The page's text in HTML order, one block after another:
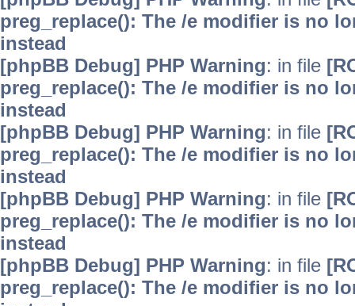
preg_replace(): The /e modifier is no
instead
[phpBB Debug] PHP Warning: in file
preg_replace(): The /e modifier is no
instead
[phpBB Debug] PHP Warning: in file
preg_replace(): The /e modifier is no
instead
[phpBB Debug] PHP Warning: in file
preg_replace(): The /e modifier is no
instead
[phpBB Debug] PHP Warning: in file
preg_replace(): The /e modifier is no